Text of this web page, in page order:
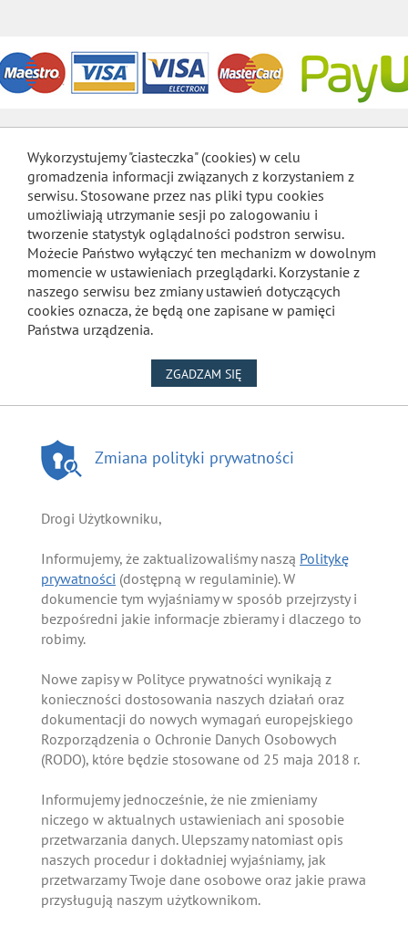
Wykorzystujemy "ciasteczka" (cookies) w celu
gromadzenia informacji związanych z korzystaniem z
serwisu. Stosowane przez nas pliki typu cookies
umożliwiają utrzymanie sesji po zalogowaniu i
tworzenie statystyk oglądalności podstron serwisu.
Możecie Państwo wyłączyć ten mechanizm w dowolnym
momencie w ustawieniach przeglądarki. Korzystanie z
naszego serwisu bez zmiany ustawień dotyczących
cookies oznacza, że będą one zapisane w pamięci
Państwa urządzenia.
ZGADZAM SIĘ
Zmiana polityki prywatności
Drogi Użytkowniku,
Informujemy, że zaktualizowaliśmy naszą Politykę
prywatności (dostępną w regulaminie). W
dokumencie tym wyjaśniamy w sposób przejrzysty i
bezpośredni jakie informacje zbieramy i dlaczego to
robimy.
Nowe zapisy w Polityce prywatności wynikają z
konieczności dostosowania naszych działań oraz
dokumentacji do nowych wymagań europejskiego
Rozporządzenia o Ochronie Danych Osobowych
(RODO), które będzie stosowane od 25 maja 2018 r.
Informujemy jednocześnie, że nie zmieniamy
niczego w aktualnych ustawieniach ani sposobie
przetwarzania danych. Ulepszamy natomiast opis
naszych procedur i dokładniej wyjaśniamy, jak
przetwarzamy Twoje dane osobowe oraz jakie prawa
przysługują naszym użytkownikom.